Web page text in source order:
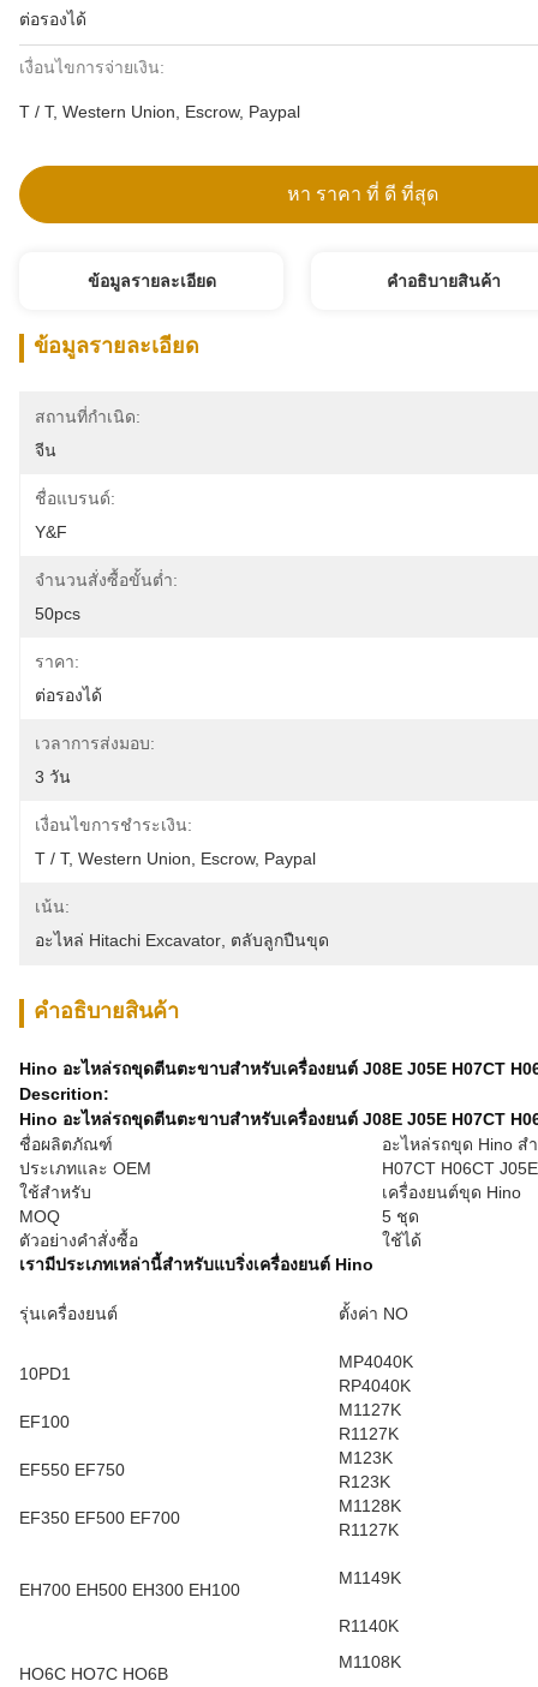
ต่อรองได้
เงื่อนไขการจ่ายเงิน:
T / T, Western Union, Escrow, Paypal
หา ราคา ที่ ดี ที่สุด
ข้อมูลรายละเอียด คําอธิบายสินค้า
ข้อมูลรายละเอียด
สถานที่กำเนิด:
จีน
ชื่อแบรนด์:
Y&F
จำนวนสั่งซื้อขั้นต่ำ:
50pcs
ราคา:
ต่อรองได้
เวลาการส่งมอบ:
3 วัน
เงื่อนไขการชำระเงิน:
T / T, Western Union, Escrow, Paypal
เน้น:
อะไหล่ Hitachi Excavator ตลับลูกปืนขุด
คําอธิบายสินค้า
Hino อะไหล่รถขุดตีนตะขาบสำหรับเครื่องยนต์ J08E J05E H07CT
Descrition:
Hino อะไหล่รถขุดตีนตะขาบสำหรับเครื่องยนต์ J08E J05E H07CT
ชื่อผลิตภัณฑ์
อะไหล่รถขุด Hino ส
ประเภทและ OEM
H07CT H06CT
ใช้สำหรับ
เครื่องยนต์ขุด Hino
MOQ
5 ชุด
ตัวอย่างคำสั่งซื้อ
ใช้ได้
เรามีประเภทเหล่านี้สำหรับแบริ่งเครื่องยนต์ Hino
รุ่นเครื่องยนต์ ตั้งค่า NO
10PD1
MP4040K
RP4040K
EF100
M1127K
R1127K
EF550 EF750
M123K
R123K
EF350 EF500 EF700
M1128K
R1127K
EH700 EH500 EH300 EH100
M1149K
R1140K
HO6C HO7C HO6B
M1108K